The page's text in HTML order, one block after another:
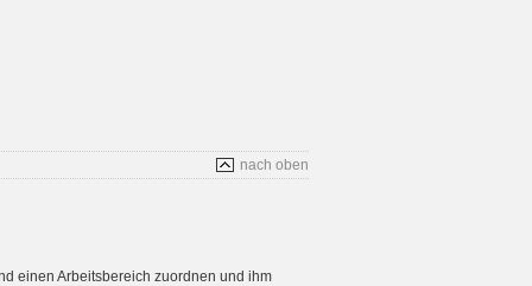
nach oben
einen Arbeitsbereich zuordnen und ihm